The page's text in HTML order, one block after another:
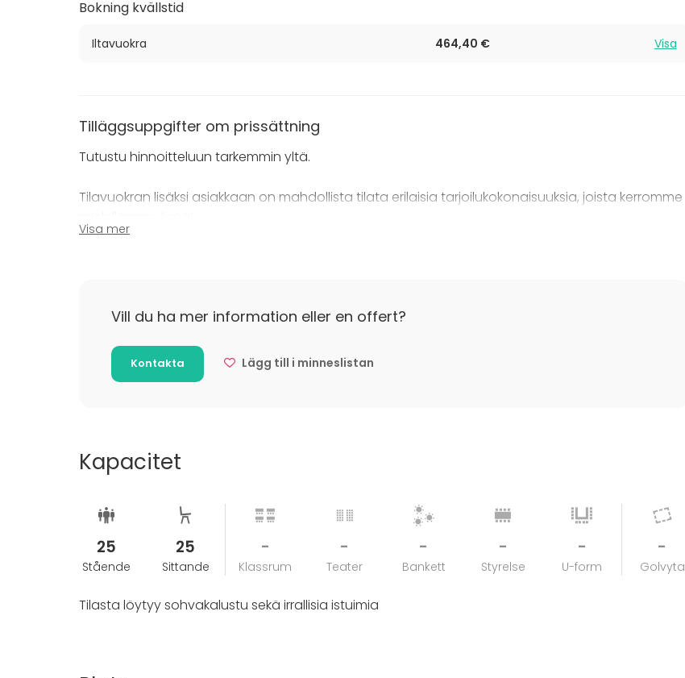
Bokning kvällstid
Iltavuokra 464,40 € Visa
Tilläggsuppgifter om prissättning
Tutustu hinnoitteluun tarkemmin yltä.
Tilavuokran lisäksi asiakkaan on mahdollista tilata erilaisia tarjoilukokonaisuuksia, joista kerromme
Visa mer
Vill du ha mer information eller en offert?
Kontakta Lägg till i minneslistan
Kapacitet
25
Stående
25
Sittande
-
Klassrum
-
Teater
-
Bankett
-
Styrelse
-
U-form
-
Golvyta
Tilasta löytyy sohvakalustu sekä irrallisia istuimia